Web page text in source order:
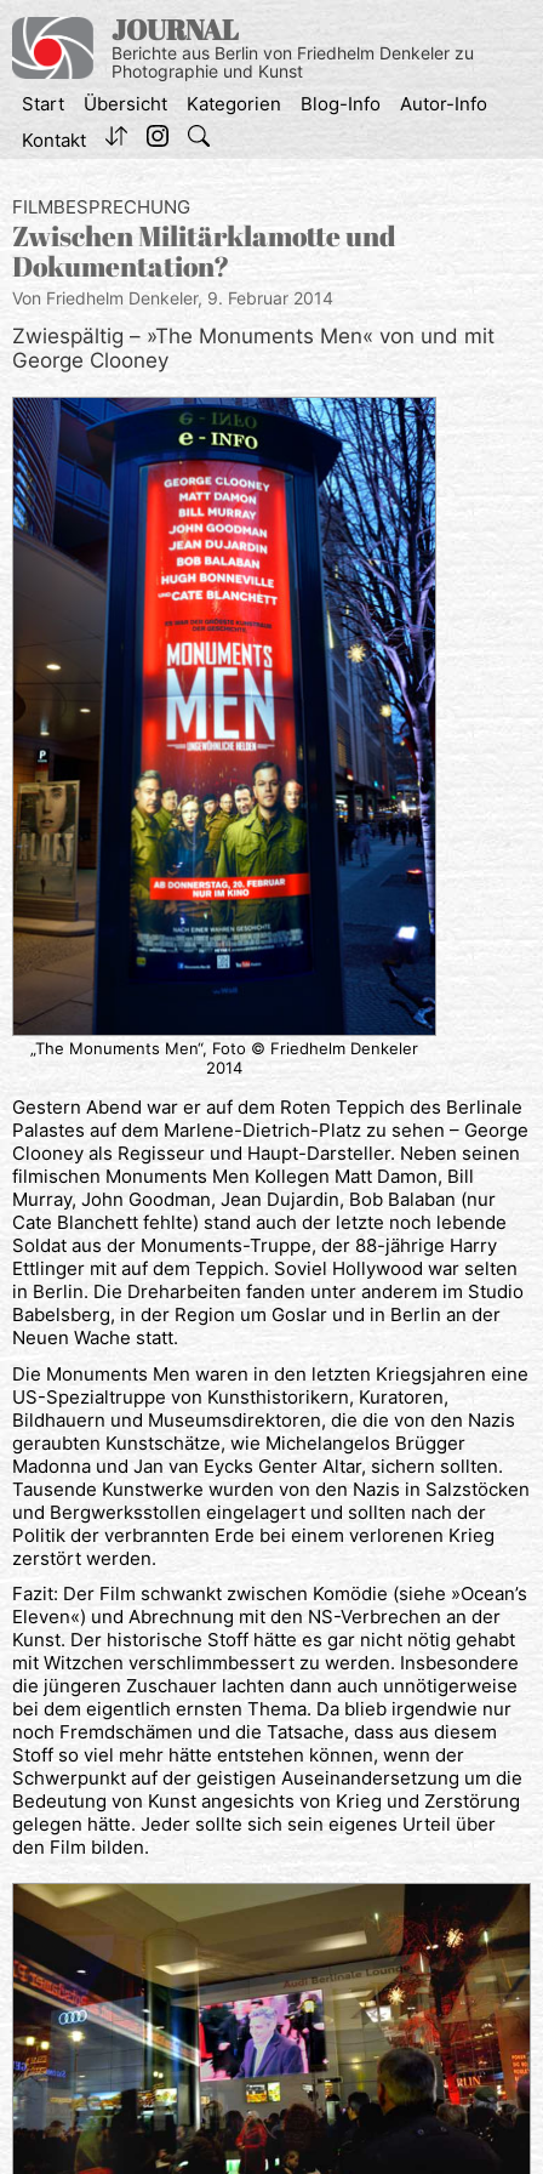
Inhalt
springen
JOURNAL
Berichte aus Berlin von Friedhelm Denkeler zu
Photographie und Kunst
Start Übersicht Kategorien Blog-Info
Autor-Info
Kontakt
FILMBESPRECHUNG
Zwischen Militärklamotte und
Dokumentation?
Von Friedhelm Denkeler, 9. Februar 2014
Zwiespältig – »The Monuments Men« von und mit
George Clooney
„The Monuments Men“, Foto © Friedhelm Denkeler
2014
Gestern Abend war er auf dem Roten Teppich des Berlinale
Palastes auf dem Marlene-Dietrich-Platz zu sehen – George
Clooney als Regisseur und Haupt-Darsteller. Neben seinen
filmischen Monuments Men Kollegen Matt Damon, Bill
Murray, John Goodman, Jean Dujardin, Bob Balaban (nur
Cate Blanchett fehlte) stand auch der letzte noch lebende
Soldat aus der Monuments-Truppe, der 88-jährige Harry
Ettlinger mit auf dem Teppich. Soviel Hollywood war selten
in Berlin. Die Dreharbeiten fanden unter anderem im Studio
Babelsberg, in der Region um Goslar und in Berlin an der
Neuen Wache statt.
Die Monuments Men waren in den letzten Kriegsjahren eine
US-Spezialtruppe von Kunsthistorikern, Kuratoren,
Bildhauern und Museumsdirektoren, die die von den Nazis
geraubten Kunstschätze, wie Michelangelos Brügger
Madonna und Jan van Eycks Genter Altar, sichern sollten.
Tausende Kunstwerke wurden von den Nazis in Salzstöcken
und Bergwerksstollen eingelagert und sollten nach der
Politik der verbrannten Erde bei einem verlorenen Krieg
zerstört werden.
Fazit: Der Film schwankt zwischen Komödie (siehe »Ocean’s
Eleven«) und Abrechnung mit den NS-Verbrechen an der
Kunst. Der historische Stoff hätte es gar nicht nötig gehabt
mit Witzchen verschlimmbessert zu werden. Insbesondere
die jüngeren Zuschauer lachten dann auch unnötigerweise
bei dem eigentlich ernsten Thema. Da blieb irgendwie nur
noch Fremdschämen und die Tatsache, dass aus diesem
Stoff so viel mehr hätte entstehen können, wenn der
Schwerpunkt auf der geistigen Auseinandersetzung um die
Bedeutung von Kunst angesichts von Krieg und Zerstörung
gelegen hätte. Jeder sollte sich sein eigenes Urteil über
den Film bilden.